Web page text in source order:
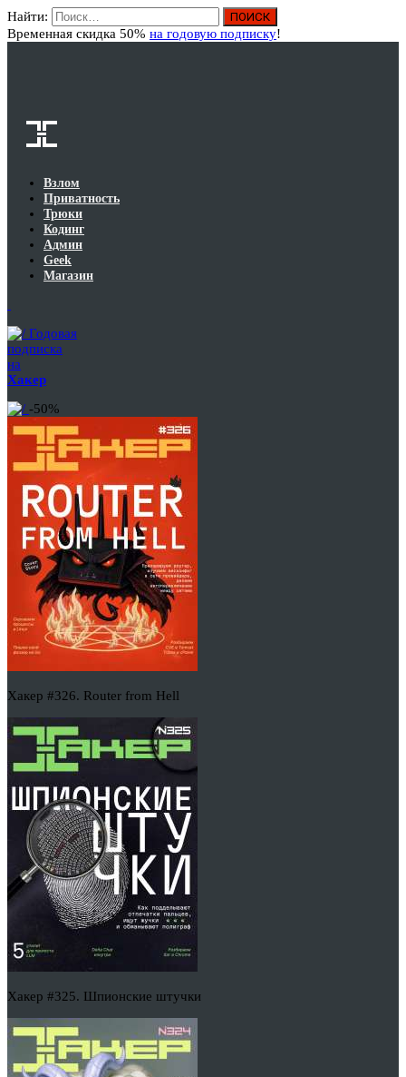
Найти:
Временная скидка 50% на годовую подписку!
Взлом
Приватность
Трюки
Кодинг
Админ
Geek
Магазин
Годовая
подписка
на
Хакер
-50%
Хакер #326. Router from Hell
Хакер #325. Шпионские штучки